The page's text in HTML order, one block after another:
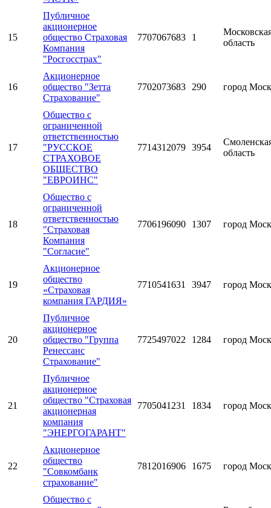
15
Публичное
акционерное
общество Страховая
Компания
"Росгосстрах"
7707067683 1
область
16
Акционерное
общество "Зетта
Страхование"
7702073683 290 город
17
Общество с
ограниченной
ответственностью
"РУССКОЕ
СТРАХОВОЕ
ОБЩЕСТВО
"ЕВРОИНС"
7714312079 3954
область
18
Общество с
ограниченной
ответственностью
"Страховая
Компания
"Согласие"
7706196090 1307 город
19
Акционерное
общество
«Страховая
компания ГАРДИЯ»
7710541631 3947 город
20
Публичное
акционерное
общество "Группа
Ренессанс
Страхование"
7725497022 1284 город
21
Публичное
акционерное
общество "Страховая
акционерная
компания
"ЭНЕРГОГАРАНТ"
7705041231 1834 город
22
Акционерное
общество
"Совкомбанк
страхование"
7812016906 1675 город
Общество с